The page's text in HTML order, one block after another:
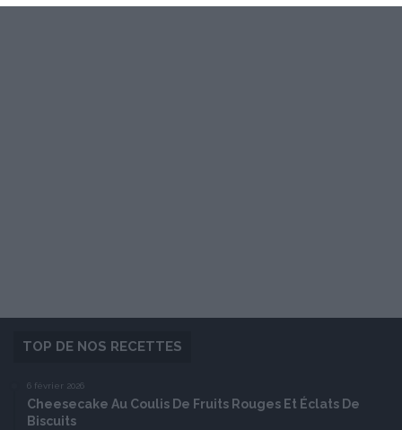
TOP DE NOS RECETTES
6 février 2026
Cheesecake Au Coulis De Fruits Rouges Et Éclats De
Biscuits